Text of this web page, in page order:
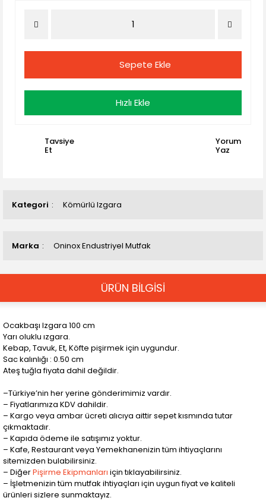
Kategori Kömürlü Izgara
Marka Oninox Endustriyel Mutfak
Sepete Ekle
Hızlı Ekle
Tavsiye
Et
Yorum
Yaz
ÜRÜN BİLGİSİ
Ocakbaşı Izgara 100 cm
Yarı oluklu ızgara.
Kebap, Tavuk, Et, Köfte pişirmek için uygundur.
Sac kalınlığı : 0.50 cm
Ateş tuğla fiyata dahil değildir.
–Türkiye’nin her yerine gönderimimiz vardır.
– Fiyatlarımıza KDV dahildir.
– Kargo veya ambar ücreti alıcıya aittir sepet kısmında tutar
çıkmaktadır.
– Kapıda ödeme ile satışımız yoktur.
– Kafe, Restaurant veya Yemekhanenizin tüm ihtiyaçlarını
sitemizden bulabilirsiniz.
– DiğerPişirme Ekipmanları için tıklayabilirsiniz.
– İşletmenizin tüm mutfak ihtiyaçları için uygun fiyat ve kaliteli
ürünleri sizlere sunmaktayız.